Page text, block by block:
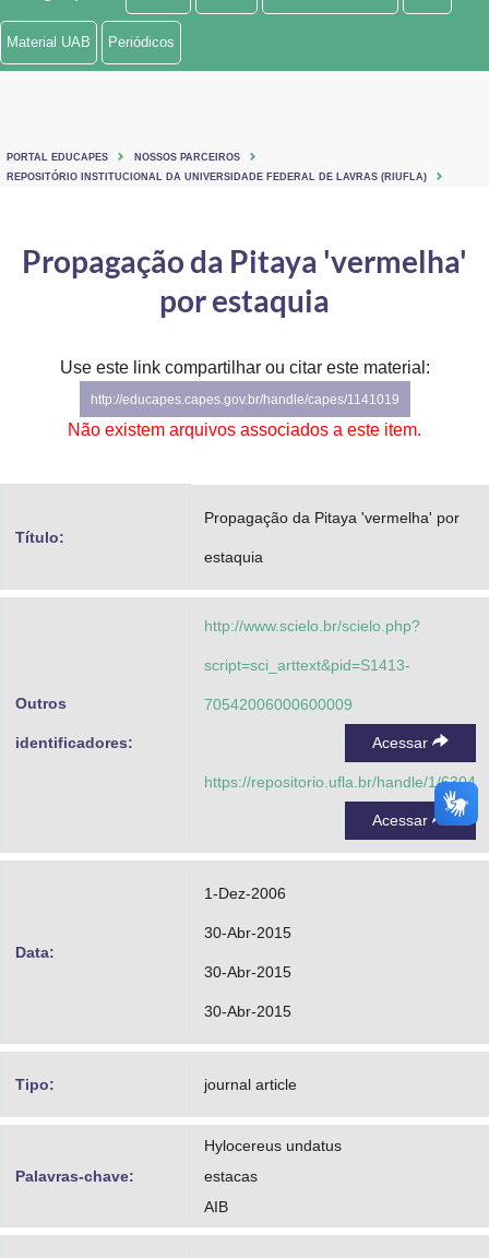
Ministério de Minas e Energia
Ministério do Turismo
Controladoria-Geral da União
Ministério da Mulher, da Família e dos Direitos Humanos
Secretaria-Geral
Material UAB Periódicos
PORTAL EDUCAPES
NOSSOS PARCEIROS
REPOSITÓRIO INSTITUCIONAL DA UNIVERSIDADE FEDERAL DE LAVRAS (RIUFLA)
Propagação da Pitaya 'vermelha'
por estaquia
Use este link compartilhar ou citar este material:
http://educapes.capes.gov.br/handle/capes/1141019
Não existem arquivos associados a este item.
Título:
Propagação da Pitaya 'vermelha' por
estaquia
Outros
identificadores:
http://www.scielo.br/scielo.php?
script=sci_arttext&pid=S1413-
70542006000600009
Acessar
https://repositorio.ufla.br/handle/1/6304
Acessar
Data:
1-Dez-2006
30-Abr-2015
30-Abr-2015
30-Abr-2015
Tipo: journal article
Palavras-chave:
Hylocereus undatus
estacas
AIB